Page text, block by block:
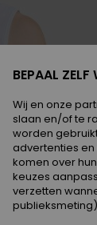
BEPAAL ZELF
Wij en onze
slaan en/of te
worden
advertenties
komen over
keuzes
verzetten